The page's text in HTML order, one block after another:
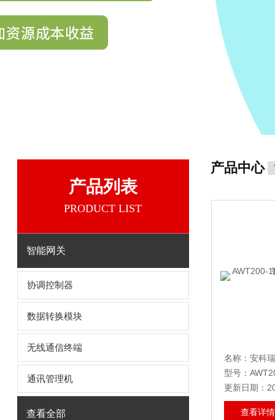
产品列表
PRODUCT LIST
智能网关
协调控制器
数据转换模块
无线通信终端
通讯管理机
查看全部
产品中心
型号：
更新日期：
查看详情